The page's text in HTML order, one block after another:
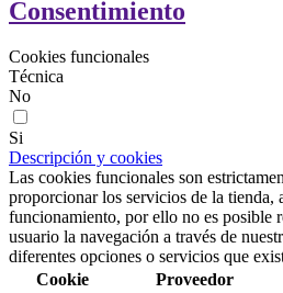
Consentimiento
Cookies funcionales
Técnica
No
Si
Descripción y cookies
Las cookies funcionales son
proporcionar los servicios de la tienda,
funcionamiento, por ello no es posible
usuario la navegación a través de
diferentes opciones o servicios que
Cookie
Proveedor